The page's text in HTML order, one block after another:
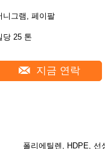
니그램, 페이팔
당 25 톤
지금 연락
폴리에틸렌, HDPE, 선